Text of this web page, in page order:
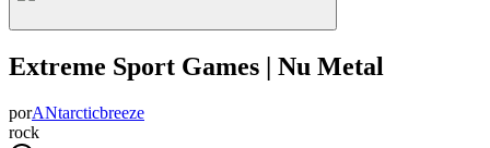
Extreme Sport Games | Nu Metal
porANtarcticbreeze
rock